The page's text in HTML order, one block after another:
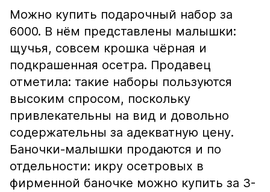
Можно купить подарочный набор за
6000. В нём представлены малышки:
щучья, совсем крошка чёрная и
подкрашенная осетра. Продавец
отметила: такие наборы пользуются
высоким спросом, поскольку
привлекательны на вид и довольно
содержательны за адекватную цену.
Баночки-малышки продаются и по
отдельности: икру осетровых в
фирменной баночке можно купить за 3-